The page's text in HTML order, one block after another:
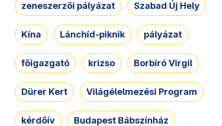
zeneszerzői pályázat Szabad Új Hely
Kína Lánchíd-piknik pályázat
főigazgató krizso Borbíró Virgil
Dürer Kert Világélelmezési Program
kérdőív Budapest Bábszínház